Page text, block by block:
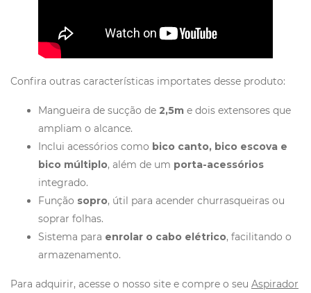
Confira outras características importates desse produto:
Mangueira de sucção de 2,5m e dois extensores que
ampliam o alcance.
Inclui acessórios como bico canto, bico escova e
bico múltiplo, além de um porta-acessórios
integrado.
Função sopro, útil para acender churrasqueiras ou
soprar folhas.
Sistema para enrolar o cabo elétrico, facilitando o
armazenamento.
Para adquirir, acesse o nosso site e compre o seu Aspirador